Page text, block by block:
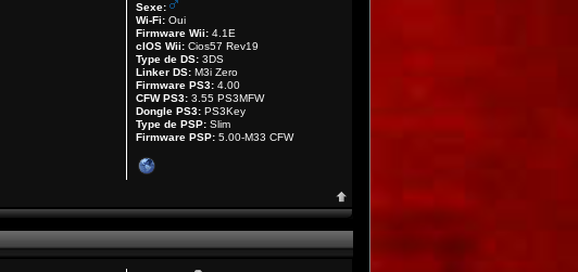
Sexe:
Wi-Fi: Oui
Firmware Wii: 4.1E
cIOS Wii: Cios57 Rev19
Type de DS: 3DS
Linker DS: M3i Zero
Firmware PS3: 4.00
CFW PS3: 3.55 PS3MFW
Dongle PS3: PS3Key
Type de PSP: Slim
Firmware PSP: 5.00-M33 CFW